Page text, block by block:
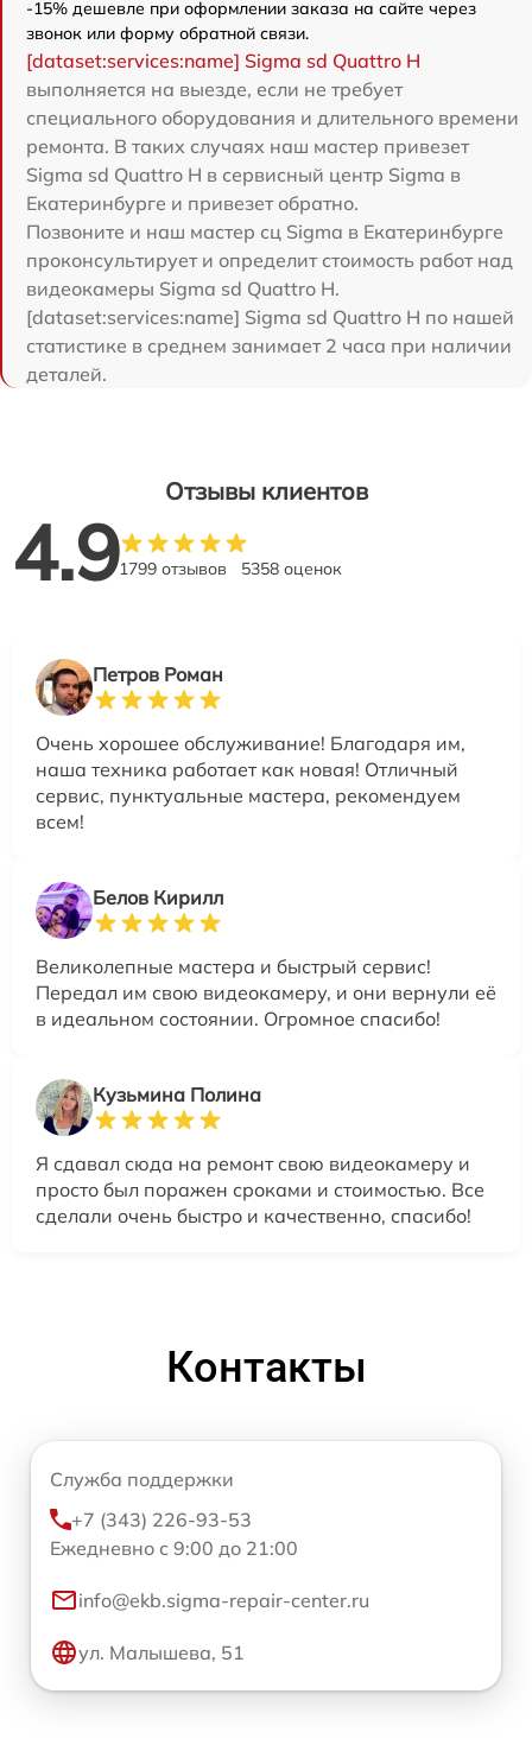
-15% дешевле при оформлении заказа на сайте через
звонок или форму обратной связи.
[dataset:services:name] Sigma sd Quattro H
выполняется на выезде, если не требует
специального оборудования и длительного времени
ремонта. В таких случаях наш мастер привезет
Sigma sd Quattro H в сервисный центр Sigma в
Екатеринбурге и привезет обратно.
Позвоните и наш мастер сц Sigma в Екатеринбурге
проконсультирует и определит стоимость работ над
видеокамеры Sigma sd Quattro H.
[dataset:services:name] Sigma sd Quattro H по нашей
статистике в среднем занимает 2 часа при наличии
деталей.
Отзывы клиентов
4.91799 отзывов 5358 оценок
Петров Роман
Очень хорошее обслуживание! Благодаря им,
наша техника работает как новая! Отличный
сервис, пунктуальные мастера, рекомендуем
всем!
Белов Кирилл
Великолепные мастера и быстрый сервис!
Передал им свою видеокамеру, и они вернули её
в идеальном состоянии. Огромное спасибо!
Кузьмина Полина
Я сдавал сюда на ремонт свою видеокамеру и
просто был поражен сроками и стоимостью. Все
сделали очень быстро и качественно, спасибо!
Контакты
Служба поддержки
+7 (343) 226-93-53
Ежедневно с 9:00 до 21:00
info@ekb.sigma-repair-center.ru
ул. Малышева, 51